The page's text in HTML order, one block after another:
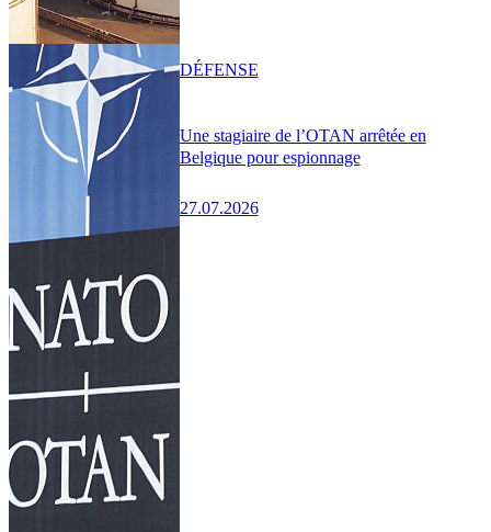
Une stagiaire de l’OTAN arrêtée en
Belgique pour espionnage
27.07.2026
DÉFENSE